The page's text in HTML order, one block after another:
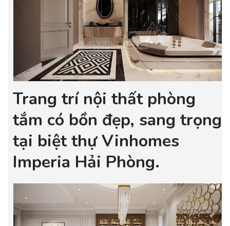
Trang trí nội thất phòng
tắm có bồn đẹp, sang trọng
tại biệt thự Vinhomes
Imperia Hải Phòng.